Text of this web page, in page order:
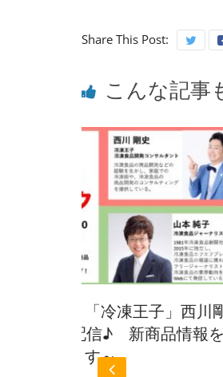
Share This Post:
こんな記事
ニッスイ提供
GOOD!
険」 7月3日